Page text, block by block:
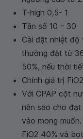
T-high 0,5- 1
Tần số 10 – 30
Cài đặt nhiệt độ
thường đặt từ
50%, nếu thời
Chỉnh giá trị FiO2
Với CPAP cột
nén sao cho
vào mong
FiO2 40% và